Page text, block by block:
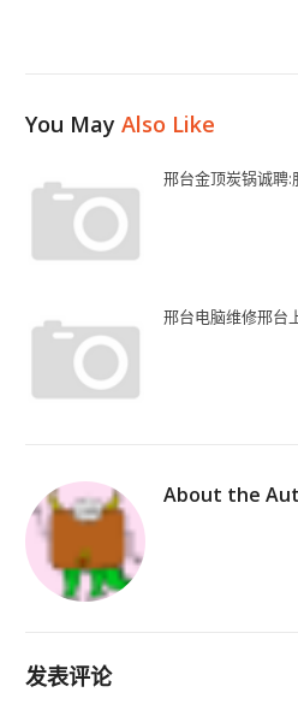
You MayAlso Like
邢台金顶炭锅诚聘
邢台电脑维修邢台
About the
发表评论